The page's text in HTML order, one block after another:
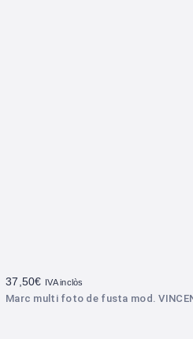
Marc multi foto de fusta mod.
37,50€ IVA inclòs